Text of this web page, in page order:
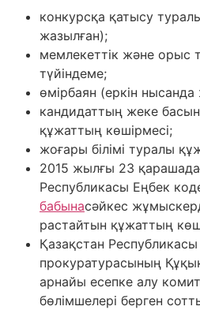
конкурсқа қатысу
жазылған);
мемлекеттік және орыс
түйіндеме;
өмірбаян (еркін
кандидаттың жеке
құжаттың көшірмесі;
жоғары білімі туралы
2015 жылғы 23
Республикасы Еңбек
бабынасәйкес
растайтын құжаттың
Қазақстан
прокуратурасының
арнайы есепке алу
бөлімшелері берген